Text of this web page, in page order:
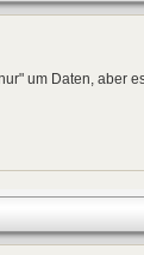
um Daten, aber